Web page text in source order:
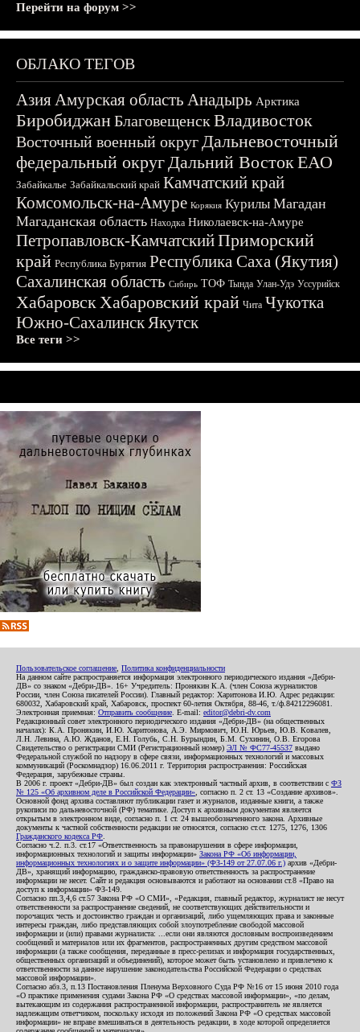
Перейти на форум >>
ОБЛАКО ТЕГОВ
АзияАмурская область Анадырь Арктика
БиробиджанБлаговещенскВладивосток
Восточный военный округДальневосточный
федеральный округДальний ВостокЕАО
Забайкалье Забайкальский край Камчатский край
Комсомольск-на-Амуре Корякия Курилы Магадан
Магаданская область Находка Николаевск-на-Амуре
Петропавловск-КамчатскийПриморский
край Республика Бурятия Республика Саха (Якутия)
Сахалинская область Сибирь ТОФ Тында Улан-Удэ Уссурийск
ХабаровскХабаровский край Чита Чукотка
Южно-СахалинскЯкутск
Все теги >>
Пользовательское соглашение Политика конфиденциальности
На данном сайте распространяется информация электронного периодического издания «Дебри-
ДВ» со знаком «Дебри-ДВ». 16+ Учредитель: Пронякин К.А. (член Союза журналистов
России, член Союза писателей России). Главный редактор: Харитонова И.Ю. Адрес редакции:
680032, Хабаровский край, Хабаровск, проспект 60-летия Октября, 88-46, т./ф.84212296081.
Электронная приемная: Отправить сообщение . E-mail: editor@debri-dv.com
Редакционный совет электронного периодического издания «Дебри-ДВ» (на общественных
началах): К.А. Пронякин, И.Ю. Харитонова, А.Э. Мирмович, Ю.Н. Юрьев, Ю.В. Ковалев,
Л.Н. Левина, А.Ю. Жданов, Е.Н. Голубь, С.Н. Бурындин, Б.М. Сухинин, О.В. Егорова
Свидетельство о регистрации СМИ (Регистрационный номер) ЭЛ № ФС77-45537 выдано
Федеральной службой по надзору в сфере связи, информационных технологий и массовых
коммуникаций (Роскомнадзор) 16.06.2011 г. Территория распространения: Российская
Федерация, зарубежные страны.
В 2006 г. проект «Дебри-ДВ» был создан как электронный частный архив, в соответствии с ФЗ
№ 125 «Об архивном деле в Российской Федерации» , согласно п. 2 ст. 13 «Создание архивов».
Основной фонд архива составляют публикации газет и журналов, изданные книги, а также
рукописи по дальневосточной (РФ) тематике. Доступ к архивным документам является
открытым в электронном виде, согласно п. 1 ст. 24 вышеобозначенного закона. Архивные
документы к частной собственности редакции не относятся, согласно ст.ст. 1275, 1276, 1306
Гражданского кодекса РФ
Согласно ч.2. п.3. ст.17 «Ответственность за правонарушения в сфере информации,
информационных технологий и защиты информации» Закона РФ «Об информации,
информационных технологиях и о защите информации» (ФЗ-149 от 27.07.06 г.) архив «Дебри-
ДВ», хранящий информацию, гражданско-правовую ответственность за распространение
информации не несет. Сайт и редакция основываются и работают на основании ст.8 «Право на
доступ к информации» ФЗ-149.
Согласно пп.3,4,6 ст.57 Закона РФ «О СМИ», «Редакция, главный редактор, журналист не несут
ответственности за распространение сведений, не соответствующих действительности и
порочащих честь и достоинство граждан и организаций, либо ущемляющих права и законные
интересы граждан, либо представляющих собой злоупотребление свободой массовой
информации и (или) правами журналиста: ...если они являются дословным воспроизведением
сообщений и материалов или их фрагментов, распространенных другим средством массовой
информации (а также сообщения, переданные в пресс-релизах и информация государственных,
общественных организаций и объединений), которое может быть установлено и привлечено к
ответственности за данное нарушение законодательства Российской Федерации о средствах
массовой информации».
Согласно абз.3, п.13 Постановления Пленума Верховного Суда РФ №16 от 15 июня 2010 года
«О практике применения судами Закона РФ «О средствах массовой информации», «по делам,
вытекающим из содержания распространенной информации, распространитель не является
надлежащим ответчиком, поскольку исходя из положений Закона РФ «О средствах массовой
информации» не вправе вмешиваться в деятельность редакции, в ходе которой определяется